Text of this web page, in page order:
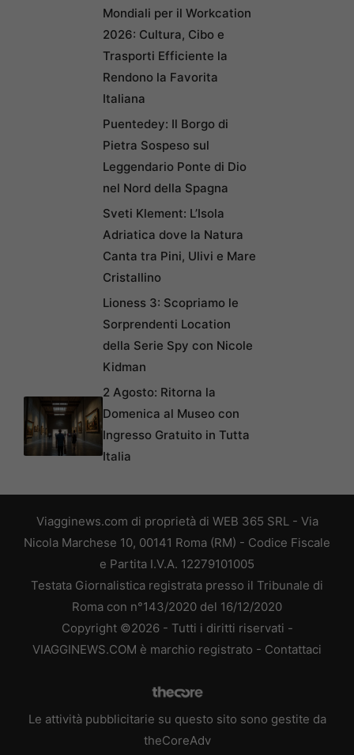
Mondiali per il Workcation
2026: Cultura, Cibo e
Trasporti Efficiente la
Rendono la Favorita
Italiana
Puentedey: Il Borgo di
Pietra Sospeso sul
Leggendario Ponte di Dio
nel Nord della Spagna
Sveti Klement: L’Isola
Adriatica dove la Natura
Canta tra Pini, Ulivi e Mare
Cristallino
Lioness 3: Scopriamo le
Sorprendenti Location
della Serie Spy con Nicole
Kidman
2 Agosto: Ritorna la
Domenica al Museo con
Ingresso Gratuito in Tutta
Italia
Viagginews.com di proprietà di WEB 365 SRL - Via
Nicola Marchese 10, 00141 Roma (RM) - Codice Fiscale
e Partita I.V.A. 12279101005
Testata Giornalistica registrata presso il Tribunale di
Roma con n°143/2020 del 16/12/2020
Copyright ©2026 - Tutti i diritti riservati -
VIAGGINEWS.COM è marchio registrato - Contattaci
Le attività pubblicitarie su questo sito sono gestite da
theCoreAdv